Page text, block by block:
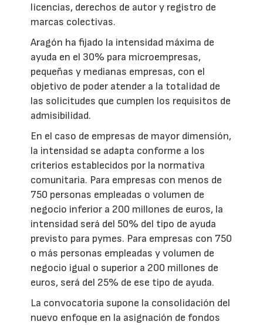
licencias, derechos de autor y registro de
marcas colectivas.
Aragón ha fijado la intensidad máxima de
ayuda en el 30% para microempresas,
pequeñas y medianas empresas, con el
objetivo de poder atender a la totalidad de
las solicitudes que cumplen los requisitos de
admisibilidad.
En el caso de empresas de mayor dimensión,
la intensidad se adapta conforme a los
criterios establecidos por la normativa
comunitaria. Para empresas con menos de
750 personas empleadas o volumen de
negocio inferior a 200 millones de euros, la
intensidad será del 50% del tipo de ayuda
previsto para pymes. Para empresas con 750
o más personas empleadas y volumen de
negocio igual o superior a 200 millones de
euros, será del 25% de ese tipo de ayuda.
La convocatoria supone la consolidación del
nuevo enfoque en la asignación de fondos